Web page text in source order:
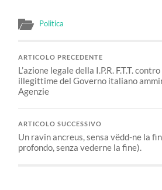
Politica
ARTICOLO PRECEDENTE
L’azione legale della I.P.R. F.T.T.
illegittime del Governo italiano
Agenzie
ARTICOLO SUCCESSIVO
Un ravin ancreus, sensa vёdd-ne la
profondo, senza vederne la fine).